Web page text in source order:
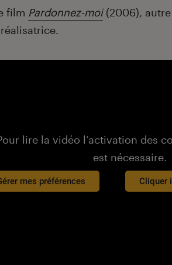
film Pardonnez-moi(2006), autre
lire la vidéo l’activation des
est nécessaire.
mes préférences Cliquer